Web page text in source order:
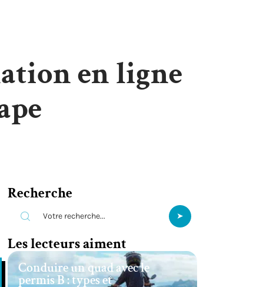
en ligne
Recherche
Les lecteurs aiment
Conduire un quad avec le
permis B : types et